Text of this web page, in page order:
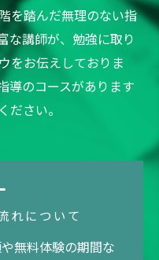
を踏んだ無理のない指
な講師が、勉強に取り
をお伝えしておりま
導のコースがあります
ださい。
れについて
無料体験の期間な